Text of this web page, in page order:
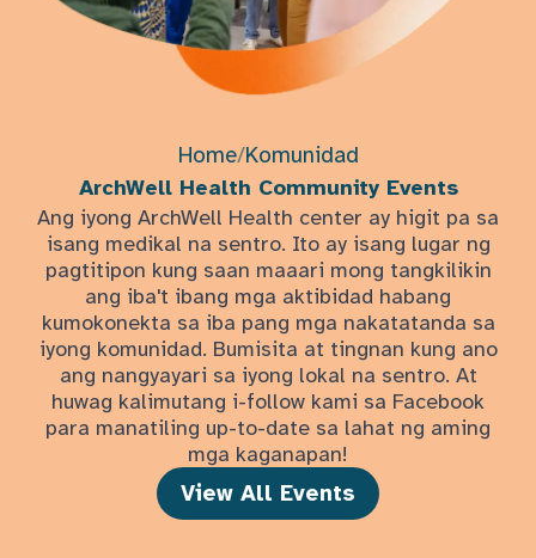
Home/Komunidad
ArchWell Health Community Events
Ang iyong ArchWell Health center ay higit pa sa
isang medikal na sentro. Ito ay isang lugar ng
pagtitipon kung saan maaari mong tangkilikin
ang iba't ibang mga aktibidad habang
kumokonekta sa iba pang mga nakatatanda sa
iyong komunidad. Bumisita at tingnan kung ano
ang nangyayari sa iyong lokal na sentro. At
huwag kalimutang i-follow kami sa Facebook
para manatiling up-to-date sa lahat ng aming
mga kaganapan!
View All Events